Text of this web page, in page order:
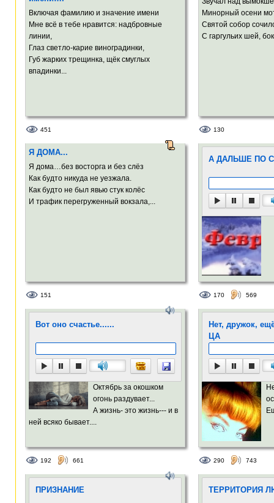
Включая фамилию и значение имени
Мне всё в тебе нравится: надбровные
линии,
Глаз светло-карие виноградинки,
Губ жарких трещинка, щёк смуглых
впадинки...
451
Минорный осени
Святой собор
С гаргульих шей,
130
Я ДОМА...
Я дома…без восторга и без слёз
Как будто никуда не уезжала.
Как будто не был явью стук колёс
И трафик перегруженный вокзала,...
151
А ДАЛЬШЕ ПО
170 569
Вот оно счастье......
Октябрь за окошком
огонь раздувает...
А жизнь- это жизнь--- и в
ней всяко бывает....
192 661
Нет, дружок,
ЦА
290 743
ПРИЗНАНИЕ ТЕРРИТОРИЯ